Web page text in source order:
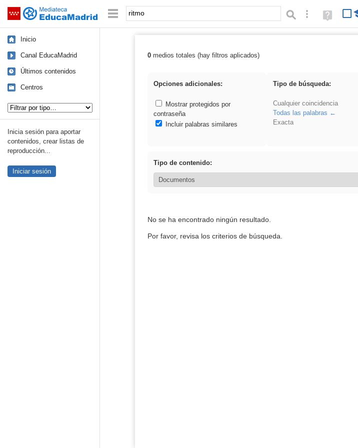
Saltar navegación Palabra o frase: Búsqueda avanzada
Ayuda
(en
Inicio
Canal EducaMadrid
Últimos contenidos
Centros
Inicia sesión para aportar
contenidos, crear listas de
reproducción...
Iniciar sesión
Resultados de: ritmo
0medios totales (hay filtros aplicados)
Opciones adicionales:
Mostrar protegidos por
contraseña
Incluir palabras similares
Tipo de búsqueda:
Cualquier coincidencia
Todas las palabras
Exacta
Tipo de contenido:
No se ha encontrado ningún resultado.
Por favor, revisa los criterios de búsqueda.